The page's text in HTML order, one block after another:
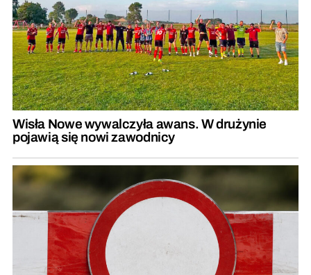
Wisła Nowe wywalczyła awans. W drużynie
pojawią się nowi zawodnicy